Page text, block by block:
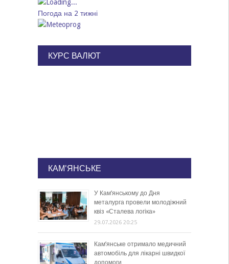
Погода на 2 тижні
КУРС ВАЛЮТ
КАМ'ЯНСЬКЕ
У Кам’янському до Дня
металурга провели молодіжний
квіз «Сталева логіка»
29.07.2026 20:25
Кам’янське отримало медичний
автомобіль для лікарні швидкої
допомоги